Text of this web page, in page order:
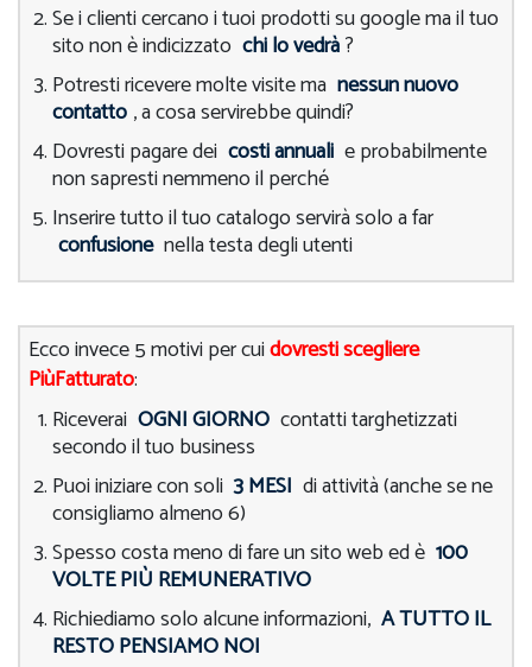
Se i clienti cercano i tuoi prodotti su google ma il tuo
sito non è indicizzato chi lo vedrà?
Potresti ricevere molte visite ma nessun nuovo
contatto , a cosa servirebbe quindi?
Dovresti pagare dei costi annuali e probabilmente
non sapresti nemmeno il perché
Inserire tutto il tuo catalogo servirà solo a far
confusione nella testa degli utenti
Ecco invece 5 motivi per cuidovresti scegliere
PiùFatturato:
Riceverai OGNI GIORNO contatti targhetizzati
secondo il tuo business
Puoi iniziare con soli 3 MESI di attività (anche se ne
consigliamo almeno 6)
Spesso costa meno di fare un sito web ed è 100
VOLTE PIÙ REMUNERATIVO
Richiediamo solo alcune informazioni, A TUTTO IL
RESTO PENSIAMO NOI